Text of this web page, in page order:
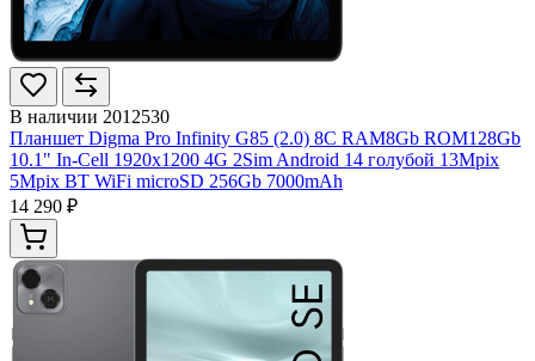
В наличии 2012530
Планшет Digma Pro Infinity G85 (2.0) 8C RAM8Gb ROM128Gb
10.1" In-Cell 1920x1200 4G 2Sim Android 14 голубой 13Mpix
5Mpix BT WiFi microSD 256Gb 7000mAh
14 290 ₽